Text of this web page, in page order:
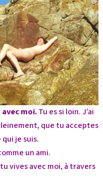
avec moi.Tu es si loin. J’ai
que tu acceptes
je suis.
un ami.
vives avec moi, à travers